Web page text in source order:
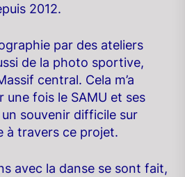
2012.
par des ateliers
de la photo sportive,
central. Cela m’a
une fois le SAMU et ses
souvenir difficile sur
à travers ce projet.
avec la danse se sont fait,